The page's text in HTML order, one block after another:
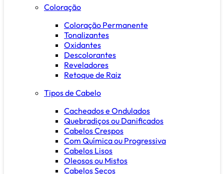
Coloração
Coloração Permanente
Tonalizantes
Oxidantes
Descolorantes
Reveladores
Retoque de Raiz
Tipos de Cabelo
Cacheados e Ondulados
Quebradiços ou Danificados
Cabelos Crespos
Com Química ou Progressiva
Cabelos Lisos
Oleosos ou Mistos
Cabelos Secos